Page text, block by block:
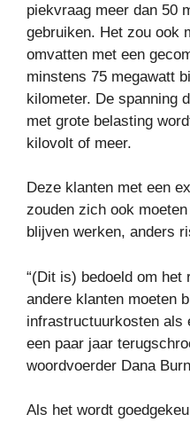
piekvraag meer dan 50
gebruiken. Het zou ook
omvatten met een
minstens 75 megawatt
kilometer. De spanning
met grote belasting
kilovolt of meer.
Deze klanten met een
zouden zich ook
blijven werken, anders
“(Dit is) bedoeld om
andere klanten moeten
infrastructuurkosten als
een paar jaar
woordvoerder Dana
Als het wordt